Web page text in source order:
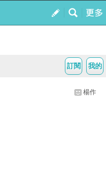
我的
訂閱
楊作